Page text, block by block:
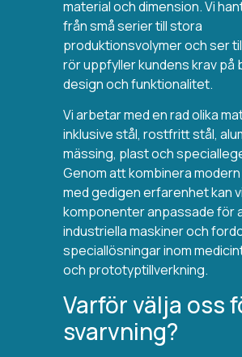
material och dimension. Vi
från små serier till stora
produktionsvolymer och ser
rör uppfyller kundens krav på
design och funktionalitet.
Vi arbetar med en rad olika
inklusive stål, rostfritt stål,
mässing, plast och
Genom att kombinera
med gedigen erfarenhet kan
komponenter anpassade för
industriella maskiner och
speciallösningar inom
och prototyptillverkning.
Varför välja oss
svarvning?